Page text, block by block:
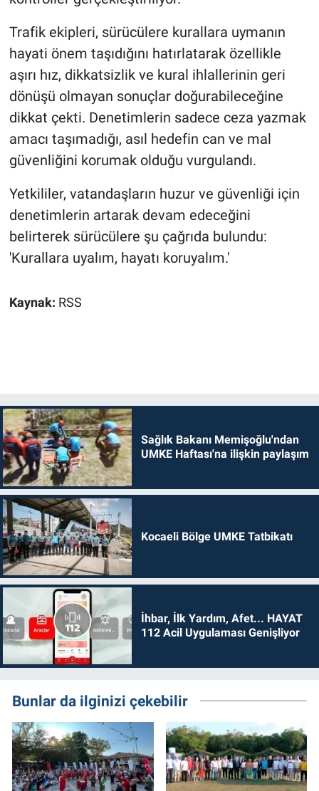
Trafik ekipleri, sürücülere kurallara uymanın
hayati önem taşıdığını hatırlatarak özellikle
aşırı hız, dikkatsizlik ve kural ihlallerinin geri
dönüşü olmayan sonuçlar doğurabileceğine
dikkat çekti. Denetimlerin sadece ceza yazmak
amacı taşımadığı, asıl hedefin can ve mal
güvenliğini korumak olduğu vurgulandı.
Yetkililer, vatandaşların huzur ve güvenliği için
denetimlerin artarak devam edeceğini
belirterek sürücülere şu çağrıda bulundu:
'Kurallara uyalım, hayatı koruyalım.'
Kaynak: RSS
Sağlık Bakanı Memişoğlu'ndan
UMKE Haftası'na ilişkin paylaşım
Kocaeli Bölge UMKE Tatbikatı
İhbar, İlk Yardım, Afet... HAYAT
112 Acil Uygulaması Genişliyor
Bunlar da ilginizi çekebilir